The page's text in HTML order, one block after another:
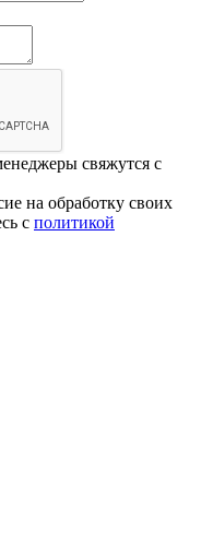
свяжутся с
на обработку своих
с политикой